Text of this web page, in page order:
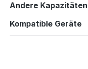
Andere Kapazitäten
Kompatible Geräte